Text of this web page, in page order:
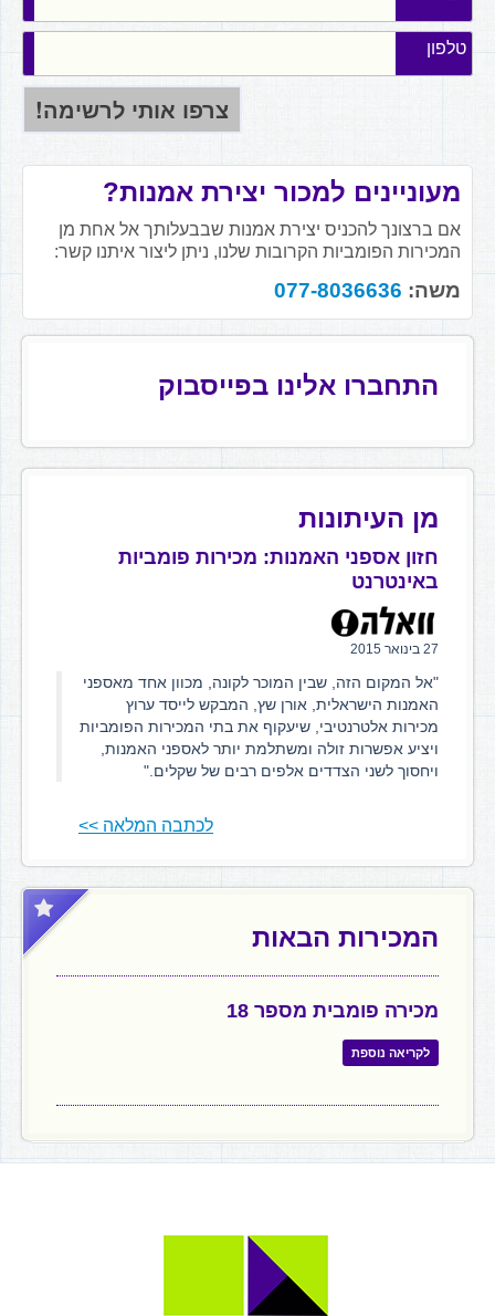
טלפון
מעוניינים למכור יצירת אמנות?
אם ברצונך להכניס יצירת אמנות שבבעלותך אל אחת מן
המכירות הפומביות הקרובות שלנו, ניתן ליצור איתנו קשר:
משה: 077-8036636
התחברו אלינו בפייסבוק
מן העיתונות
חזון אספני האמנות: מכירות פומביות
באינטרנט
27 בינואר 2015
"אל המקום הזה, שבין המוכר לקונה, מכוון אחד מאספני
האמנות הישראלית, אורן שץ, המבקש לייסד ערוץ
מכירות אלטרנטיבי, שיעקוף את בתי המכירות הפומביות
ויציע אפשרות זולה ומשתלמת יותר לאספני האמנות,
ויחסוך לשני הצדדים אלפים רבים של שקלים."
לכתבה המלאה >>
המכירות הבאות
מכירה פומבית מספר 18
לקריאה נוספת